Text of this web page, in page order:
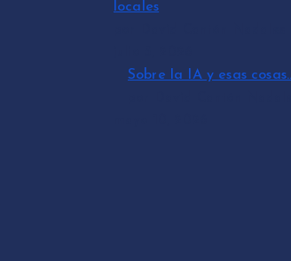
locales
Sobre la IA y esas